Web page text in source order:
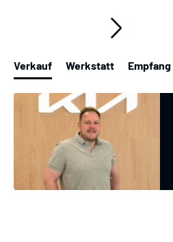
Verkauf Werkstatt Empfang